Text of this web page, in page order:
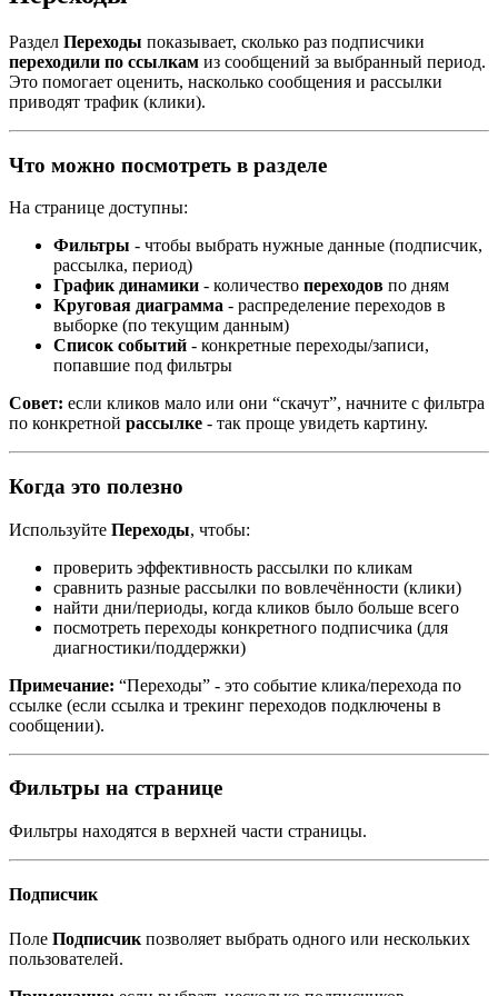
Раздел Переходы показывает, сколько раз подписчики
переходили по ссылкам из сообщений за выбранный период.
Это помогает оценить, насколько сообщения и рассылки
приводят трафик (клики).
Что можно посмотреть в разделе
На странице доступны:
Фильтры - чтобы выбрать нужные данные (подписчик,
рассылка, период)
График динамики - количество переходов по дням
Круговая диаграмма - распределение переходов в
выборке (по текущим данным)
Список событий - конкретные переходы/записи,
попавшие под фильтры
Совет: если кликов мало или они “скачут”, начните с фильтра
по конкретной рассылке - так проще увидеть картину.
Когда это полезно
Используйте Переходы, чтобы:
проверить эффективность рассылки по кликам
сравнить разные рассылки по вовлечённости (клики)
найти дни/периоды, когда кликов было больше всего
посмотреть переходы конкретного подписчика (для
диагностики/поддержки)
Примечание: “Переходы” - это событие клика/перехода по
ссылке (если ссылка и трекинг переходов подключены в
сообщении).
Фильтры на странице
Фильтры находятся в верхней части страницы.
Подписчик
Поле Подписчик позволяет выбрать одного или нескольких
пользователей.